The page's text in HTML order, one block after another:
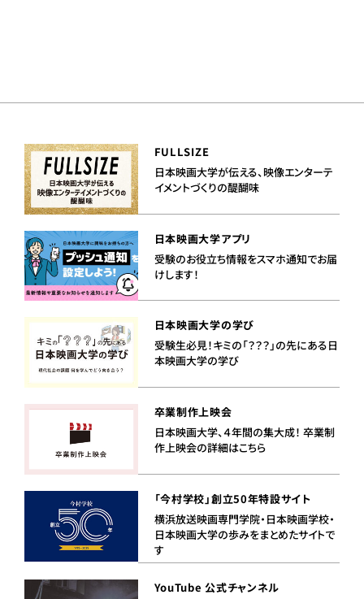
FULLSIZE
日本映画大学が伝える、映像エンターテ
イメントづくりの醍醐味
日本映画大学アプリ
受験のお役立ち情報をスマホ通知でお届
けします！
日本映画大学の学び
受験生必見！キミの「？？？」の先にある日
本映画大学の学び
卒業制作上映会
日本映画大学、４年間の集大成！ 卒業制
作上映会の詳細はこちら
「今村学校」創立50年特設サイト
横浜放送映画専門学院・日本映画学校・
日本映画大学の歩みをまとめたサイトで
す
YouTube 公式チャンネル